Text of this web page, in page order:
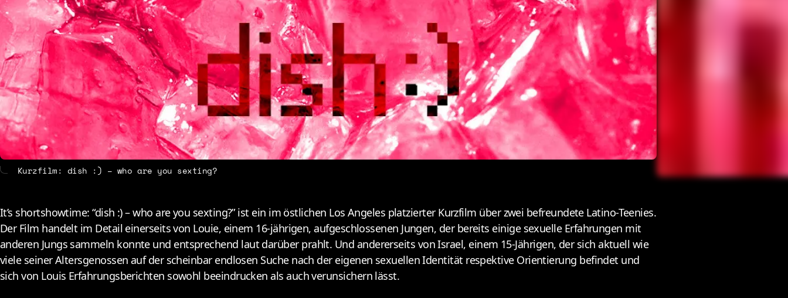
2022
2017
2016
2012
2008
About Contact
Kurzfilm: dish :) – who are you sexting?
It’s shortshowtime: “dish :) – who are you sexting?” ist ein im östlichen Los Angeles platzierter Kurzfilm über zwei befreundete Latino-Teenies.
Der Film handelt im Detail einerseits von Louie, einem 16-jährigen, aufgeschlossenen Jungen, der bereits einige sexuelle Erfahrungen mit
anderen Jungs sammeln konnte und entsprechend laut darüber prahlt. Und andererseits von Israel, einem 15-Jährigen, der sich aktuell wie
viele seiner Altersgenossen auf der scheinbar endlosen Suche nach der eigenen sexuellen Identität respektive Orientierung befindet und
sich von Louis Erfahrungsberichten sowohl beeindrucken als auch verunsichern lässt.